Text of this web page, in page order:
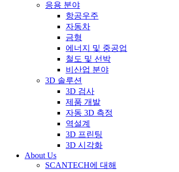
응용 분야
항공우주
자동차
금형
에너지 및 중공업
철도 및 선박
비산업 분야
3D 솔루션
3D 검사
제품 개발
자동 3D 측정
역설계
3D 프린팅
3D 시각화
About Us
SCANTECH에 대해